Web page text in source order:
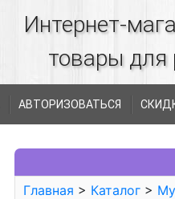
Интернет-
товары для
АВТОРИЗОВАТЬСЯ
Главная > Каталог >